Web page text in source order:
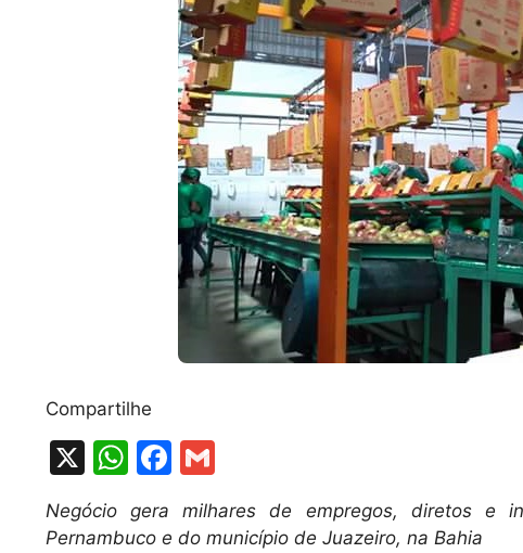
Compartilhe
X
W
at
F
c ai
Negócio gera milhares de empregos, diretos e
Pernambuco e do município de Juazeiro, na Bahia